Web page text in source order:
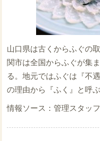
山口県は古くからふぐの
関市は全国からふぐが集
る。地元ではふぐは『不
の理由から『ふく』と呼ぶ
管理スタッフ